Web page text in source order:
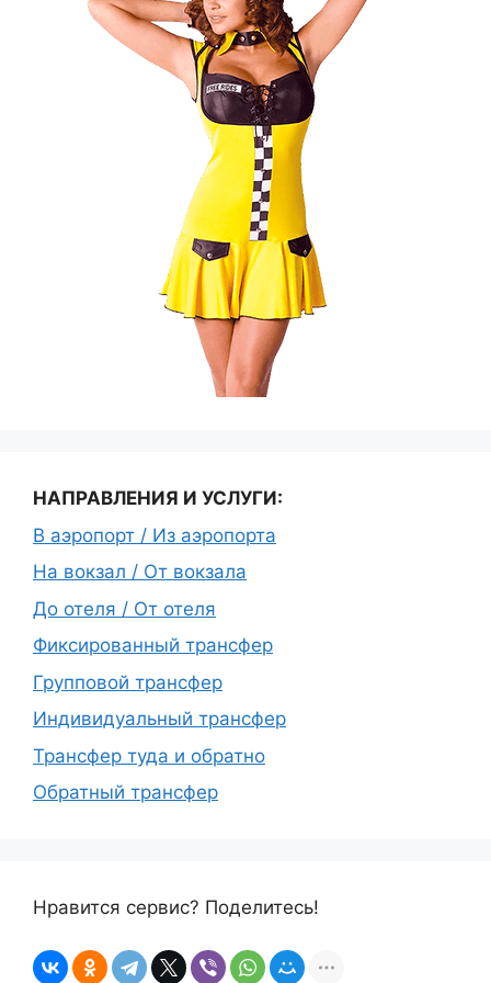
НАПРАВЛЕНИЯ И УСЛУГИ:
В аэропорт / Из аэропорта
На вокзал / От вокзала
До отеля / От отеля
Фиксированный трансфер
Групповой трансфер
Индивидуальный трансфер
Трансфер туда и обратно
Обратный трансфер
Нравится сервис? Поделитесь!